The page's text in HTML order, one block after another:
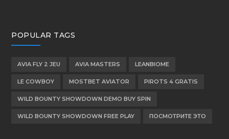
POPULAR TAGS
AVIA FLY 2 JEU AVIA MASTERS LEANBIOME
LE COWBOY MOSTBET AVIATOR PIROTS 4 GRATIS
WILD BOUNTY SHOWDOWN DEMO BUY SPIN
WILD BOUNTY SHOWDOWN FREE PLAY ПОСМОТРИТЕ ЭТО